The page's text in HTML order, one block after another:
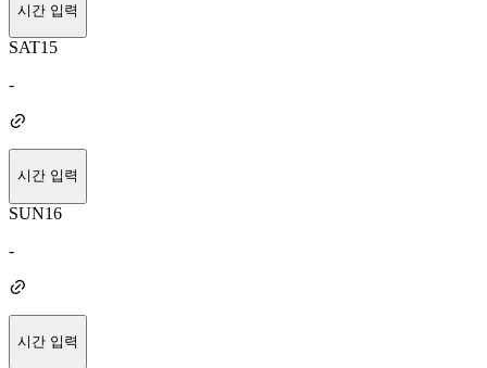
시간 입력
SAT15
-
시간 입력
SUN16
-
시간 입력